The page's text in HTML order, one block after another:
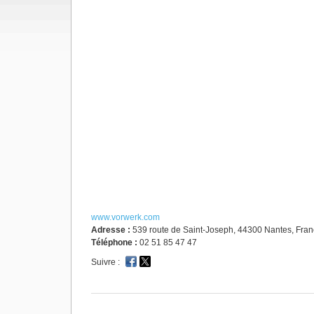
www.vorwerk.com
Adresse : 539 route de Saint-Joseph, 44300 Nantes,
Téléphone : 02 51 85 47 47
Suivre :